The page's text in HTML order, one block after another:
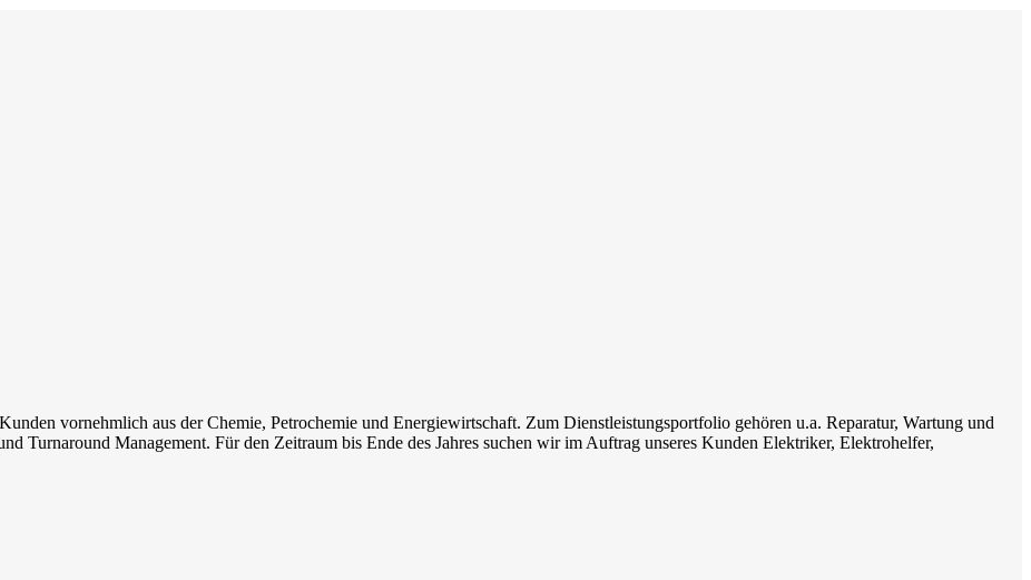
vornehmlich aus der Chemie, Petrochemie und Energiewirtschaft. Zum Dienstleistungsportfolio gehören u.a. Reparatur, Wartung und
Turnaround Management. Für den Zeitraum bis Ende des Jahres suchen wir im Auftrag unseres Kunden Elektriker, Elektrohelfer,